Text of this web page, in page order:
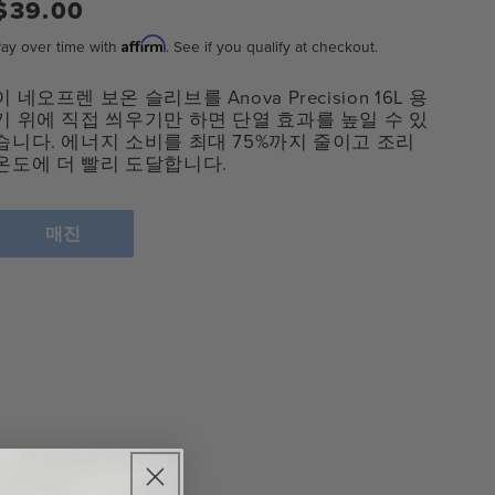
over time withAffirm. See if you qualify at checkout.
네오프렌 보온 슬리브를 Anova Precision 16L 용
위에 직접 씌우기만 하면 단열 효과를 높일 수 있
니다. 에너지 소비를 최대 75%까지 줄이고 조리
도에 더 빨리 도달합니다.
매진